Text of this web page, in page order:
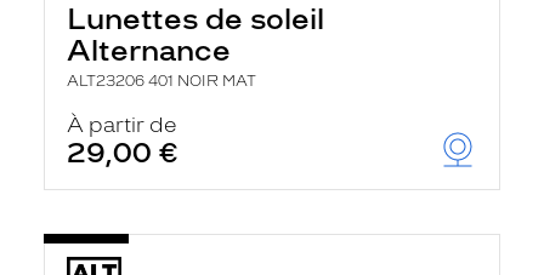
Lunettes de soleil
Alternance
ALT23206 401 NOIR MAT
À partir de
29,00 €